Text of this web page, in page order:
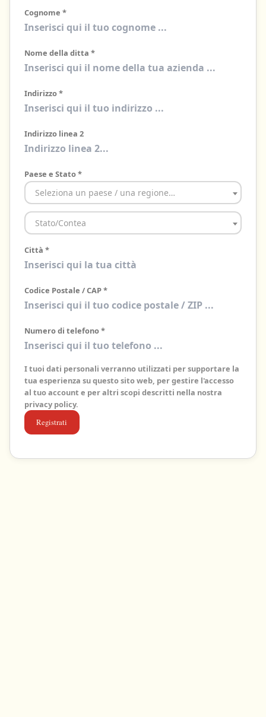
Cognome *
Nome della ditta *
Indirizzo*
Indirizzo linea 2
Paese e Stato*
Seleziona un paese / una regione…
Stato/Contea
Città *
Codice Postale / CAP*
Numero di telefono*
I tuoi dati personali verranno utilizzati per supportare la
tua esperienza su questo sito web, per gestire l'accesso
al tuo account e per altri scopi descritti nella nostra
privacy policy.
Registrati